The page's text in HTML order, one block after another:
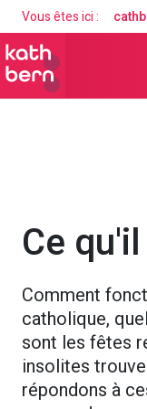
Vous êtes ici :
Ce
Comment
catholique,
sont les fêtes
insolites
répondons à